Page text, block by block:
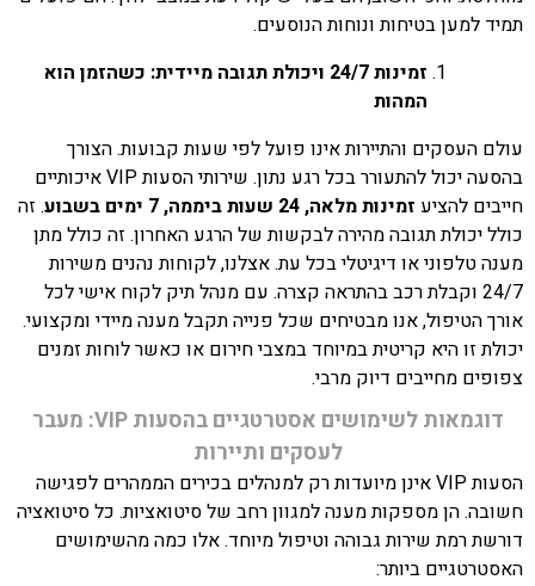
תמיד למען בטיחות ונוחות הנוסעים.
זמינות 24/7 ויכולת תגובה מיידית: כשהזמן הוא
המהות
עולם העסקים והתיירות אינו פועל לפי שעות קבועות. הצורך
בהסעה יכול להתעורר בכל רגע נתון. שירותי הסעות VIP איכותיים
חייבים להציע זמינות מלאה, 24 שעות ביממה, 7 ימים בשבוע
. זה
כולל יכולת תגובה מהירה לבקשות של הרגע האחרון. זה כולל מתן
מענה טלפוני או דיגיטלי בכל עת. אצלנו, לקוחות נהנים משירות
24/7 וקבלת רכב בהתראה קצרה. עם מנהל תיק לקוח אישי לכל
אורך הטיפול, אנו מבטיחים שכל פנייה תקבל מענה מיידי ומקצועי.
יכולת זו היא קריטית במיוחד במצבי חירום או כאשר לוחות זמנים
צפופים מחייבים דיוק מרבי.
דוגמאות לשימושים אסטרטגיים בהסעות VIP: מעבר
לעסקים ותיירות
הסעות VIP אינן מיועדות רק למנהלים בכירים הממהרים לפגישה
חשובה. הן מספקות מענה למגוון רחב של סיטואציות. כל סיטואציה
דורשת רמת שירות גבוהה וטיפול מיוחד. אלו כמה מהשימושים
האסטרטגיים ביותר: